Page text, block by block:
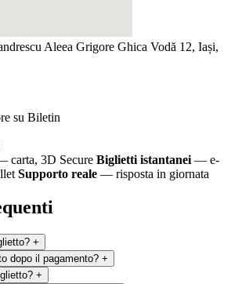
Aleea Grigore Ghica Vodă 12, Iași,
su Biletin
carta, 3D Secure Biglietti istantanei — e-
Supporto reale — risposta in giornata
+
dopo il pagamento? +
+